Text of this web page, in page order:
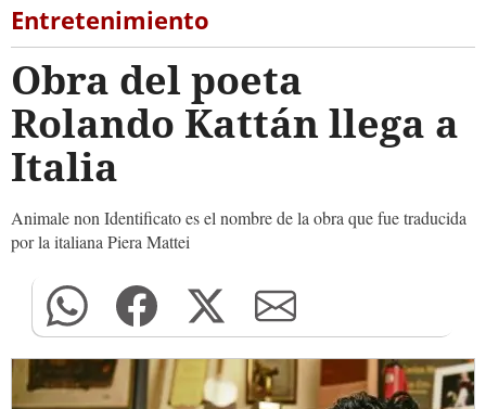
Entretenimiento
Obra del poeta
Rolando Kattán llega a
Italia
Animale non Identificato es el nombre de la obra que fue traducida
por la italiana Piera Mattei